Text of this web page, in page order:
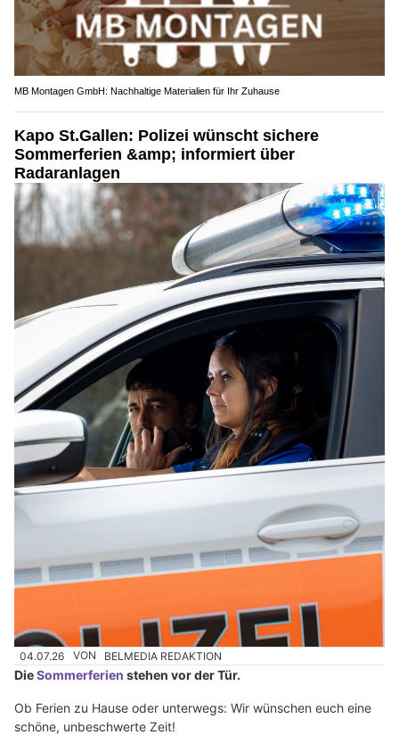
MB Montagen GmbH: Nachhaltige Materialien für Ihr Zuhause
Kapo St.Gallen: Polizei wünscht sichere
Sommerferien &amp; informiert über
Radaranlagen
04.07.26 VON BELMEDIA REDAKTION
DieSommerferien stehen vor der Tür.
Ob Ferien zu Hause oder unterwegs: Wir wünschen euch eine
schöne, unbeschwerte Zeit!